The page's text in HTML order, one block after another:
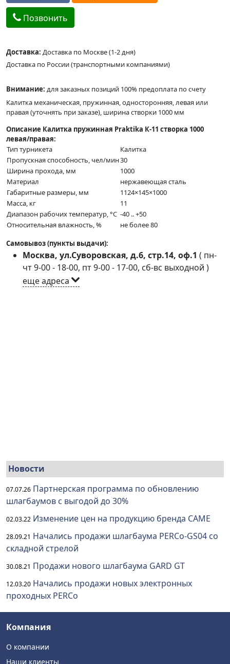
Позвонить
Доставка: Доставка по Москве (1-2 дня)
Доставка по России (транспортными компаниями)
Внимание: для заказных позиций 100% предоплата по счету
Калитка механическая, пружинная, односторонняя, левая или
правая (уточнять при заказе), ширина створки 1000 мм
Описание Калитка пружинная Praktika К-11 створка 1000
левая/правая:
Тип турникета
Калитка
Пропускная способность, чел/мин30
Ширина прохода, мм
1000
Материал
нержавеющая сталь
Габаритные размеры, мм
1124×145×1000
Масса, кг
11
Диапазон рабочих температур, °C -40 .. +50
Относительная влажность, %
не более 80
Самовывоз (пункты выдачи):
Москва, ул.Суворовская, д.6, стр.14, оф.1 ( пн-
чт 9-00 - 18-00, пт 9-00 - 17-00, сб-вс выходной )
еще адреса
Новости
07.07.26 Партнерская программа по обновлению
шлагбаумов с выгодой до 30%
02.03.22 Изменение цен на продукцию бренда CAME
28.09.21 Начались продажи шлагбаума PERCo-GS04 со
складной стрелой
30.08.21 Продажи нового шлагбаума GARD GT
12.03.20 Начались продажи новых электронных
проходных PERCo
Компания
О компании
Наши клиенты